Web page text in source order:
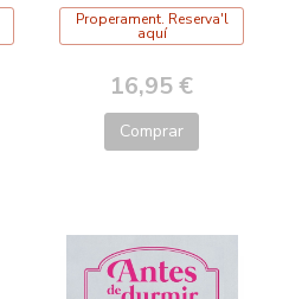
Properament. Reserva'l
aquí
16,95 €
Comprar